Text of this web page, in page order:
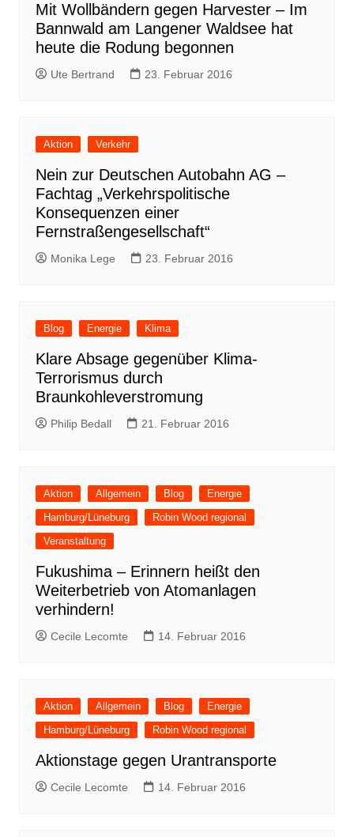
Mit Wollbändern gegen Harvester – Im
Bannwald am Langener Waldsee hat
heute die Rodung begonnen
Ute Bertrand 23. Februar 2016
Aktion Verkehr
Nein zur Deutschen Autobahn AG –
Fachtag „Verkehrspolitische
Konsequenzen einer
Fernstraßengesellschaft“
Monika Lege 23. Februar 2016
Blog Energie Klima
Klare Absage gegenüber Klima-
Terrorismus durch
Braunkohleverstromung
Philip Bedall 21. Februar 2016
Aktion Allgemein Blog
Energie
Hamburg/Lüneburg
Robin Wood regional
Veranstaltung
Fukushima – Erinnern heißt den
Weiterbetrieb von Atomanlagen
verhindern!
Cecile Lecomte 14. Februar 2016
Aktion Allgemein Blog
Energie
Hamburg/Lüneburg
Robin Wood regional
Aktionstage gegen Urantransporte
Cecile Lecomte 14. Februar 2016